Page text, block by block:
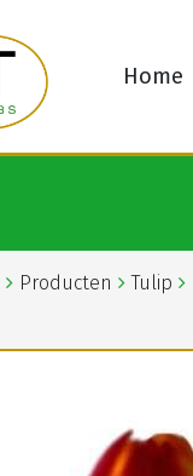
Home
Producten Tulip